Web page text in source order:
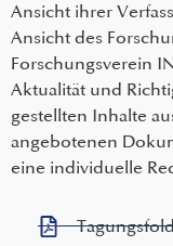
Ansicht ihrer
Ansicht des
Forschungsverein
Aktualität und
gestellten Inhalte
angebotenen
eine individuelle